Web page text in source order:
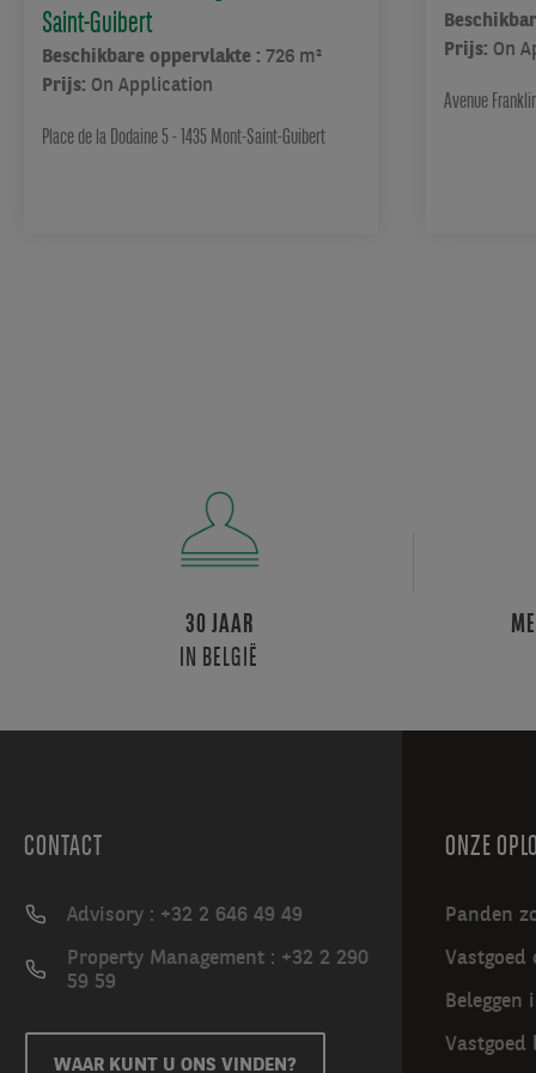
en
12cm
geïsoleerde
sandwichpanelen;
16cm
sectionaaldeur.
Saint-Guibert
Beschikbare oppervlakte : 726 m²
Prijs: On Application
Place de la Dodaine 5 - 1435 Mont-Saint-Guibert
Prijs: On
Avenue
30 JAAR
IN BELGIË
CONTACT
Advisory : +32 2 646 49 49
Property Management : +32 2 290
59 59
WAAR KUNT U ONS VINDEN?
ONZE
Panden
Vastgoed
Beleggen